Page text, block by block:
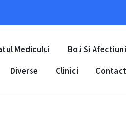
Medicului Boli Si Afectiuni
Diverse Clinici Contact